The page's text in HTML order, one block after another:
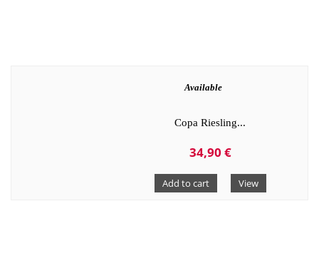
Available
Copa Riesling...
34,90 €
Add to cart View